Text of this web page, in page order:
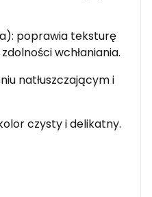
poprawia teksturę
wchłaniania.
natłuszczającym i
czysty i delikatny.